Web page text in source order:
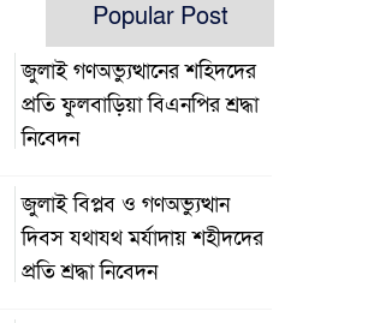
Popular Post
জুলাই গণঅভ্যুত্থানের শহিদদের
প্রতি ফুলবাড়িয়া বিএনপির শ্রদ্ধা
নিবেদন
জুলাই বিপ্লব ও গণঅভ্যুত্থান
দিবস যথাযথ মর্যাদায় শহীদদের
প্রতি শ্রদ্ধা নিবেদন